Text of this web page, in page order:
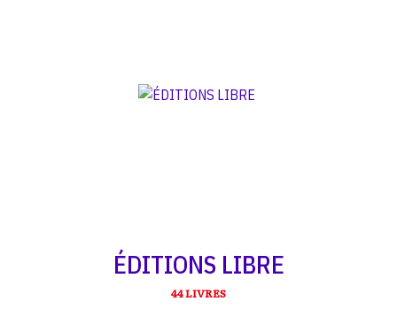
ÉDITIONS LIBRE
44 LIVRES